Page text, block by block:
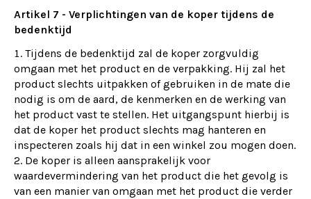
Artikel 7 - Verplichtingen van de koper tijdens de
bedenktijd
Tijdens de bedenktijd zal de koper zorgvuldig
omgaan met het product en de verpakking. Hij zal het
product slechts uitpakken of gebruiken in de mate die
nodig is om de aard, de kenmerken en de werking van
het product vast te stellen. Het uitgangspunt hierbij is
dat de koper het product slechts mag hanteren en
inspecteren zoals hij dat in een winkel zou mogen doen.
De koper is alleen aansprakelijk voor
waardevermindering van het product die het gevolg is
van een manier van omgaan met het product die verder